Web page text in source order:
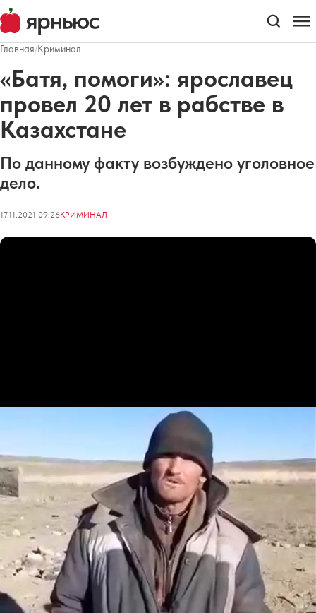
Главная/Криминал
«Батя, помоги»: ярославец
провел 20 лет в рабстве в
Казахстане
По данному факту возбуждено уголовное
дело.
17.11.2021 09:26КРИМИНАЛ